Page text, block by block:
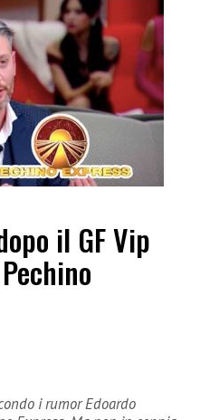
il GF Vip
i rumor Edoardo